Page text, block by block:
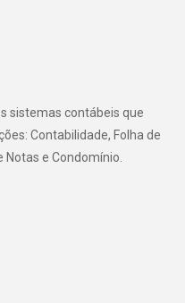
sistemas contábeis que
Contabilidade, Folha de
Notas e Condomínio.